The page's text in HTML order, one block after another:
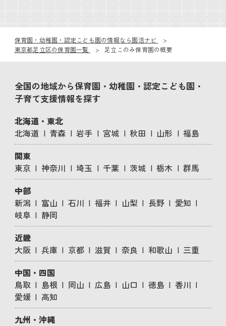
保育園・幼稚園・認定こども園の情報なら園活ナビ
東京都足立区の保育園一覧
足立このみ保育園の概要
全国の地域から保育園・幼稚園・認定こども園・
子育て支援情報を探す
北海道・東北
北海道
青森 岩手 宮城 秋田 山形
福島
関東
東京
神奈川 埼玉 千葉 茨城 栃木
群馬
中部
新潟
富山 石川 福井 山梨 長野
愛知
岐阜
静岡
近畿
大阪
兵庫 京都 滋賀 奈良 和歌山
三重
中国・四国
鳥取
島根 岡山 広島 山口 徳島
香川
愛媛
高知
九州・沖縄